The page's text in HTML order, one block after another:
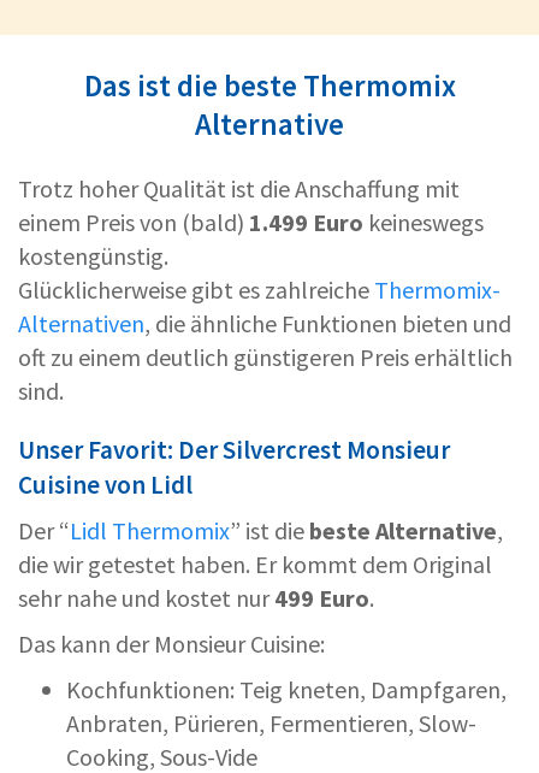
Das ist die beste Thermomix
Alternative
Trotz hoher Qualität ist die Anschaffung mit
einem Preis von (bald) 1.499 Euro keineswegs
kostengünstig.
Glücklicherweise gibt es zahlreiche Thermomix-
Alternativen, die ähnliche Funktionen bieten und
oft zu einem deutlich günstigeren Preis erhältlich
sind.
Unser Favorit: Der Silvercrest Monsieur
Cuisine von Lidl
Der “Lidl Thermomix” ist die beste Alternative,
die wir getestet haben. Er kommt dem Original
sehr nahe und kostet nur499 Euro.
Das kann der Monsieur Cuisine:
Kochfunktionen: Teig kneten, Dampfgaren,
Anbraten, Pürieren, Fermentieren, Slow-
Cooking, Sous-Vide